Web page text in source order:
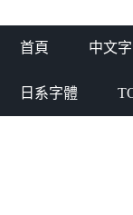
首頁 中文
日系字體